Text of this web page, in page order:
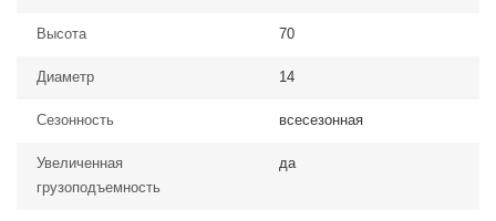
Высота 70
Диаметр 14
Сезонность всесезонная
Увеличенная
грузоподъемность
да